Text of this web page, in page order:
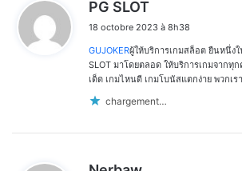
PG SLOT
t
:
18 octobre 2023 à 8h38
GUJOKERผู้ให้บริการเกมสล็อต ยืนหนึ่ง
SLOT มาโดยตลอด ให้บริการเกมจากทุ
เด็ด เกมไหนดี เกมโบนัสแตกง่าย พวกเ
chargement…